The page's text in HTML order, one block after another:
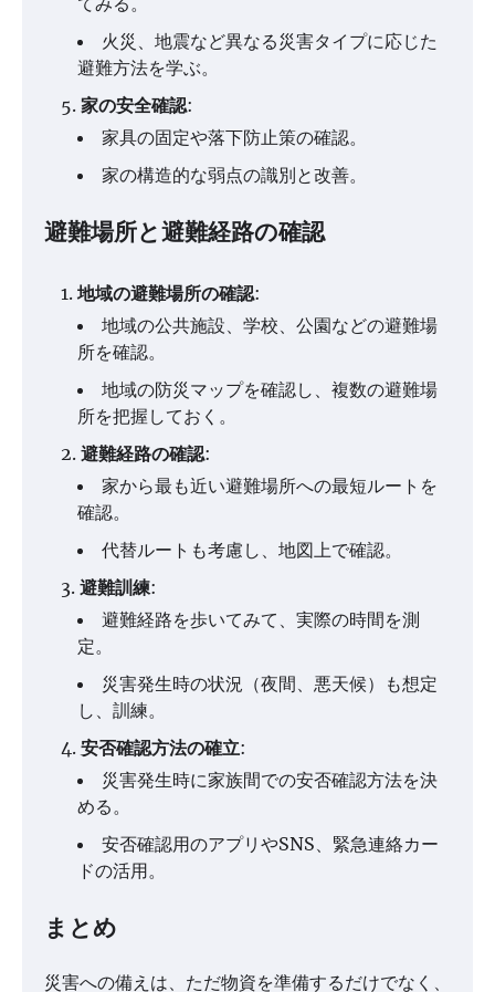
火災、地震など異なる災害タイプに応じた
避難方法を学ぶ。
家の安全確認:
家具の固定や落下防止策の確認。
家の構造的な弱点の識別と改善。
避難場所と避難経路の確認
地域の避難場所の確認:
地域の公共施設、学校、公園などの避難場
所を確認。
地域の防災マップを確認し、複数の避難場
所を把握しておく。
避難経路の確認:
家から最も近い避難場所への最短ルートを
確認。
代替ルートも考慮し、地図上で確認。
避難訓練:
避難経路を歩いてみて、実際の時間を測
定。
災害発生時の状況（夜間、悪天候）も想定
し、訓練。
安否確認方法の確立:
災害発生時に家族間での安否確認方法を決
める。
安否確認用のアプリやSNS、緊急連絡カー
ドの活用。
まとめ
災害への備えは、ただ物資を準備するだけでなく、